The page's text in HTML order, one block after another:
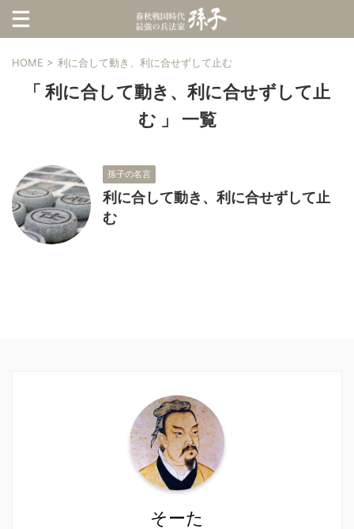
HOME > 利に合して動き、利に合せずして止む
「 利に合して動き、利に合せずして止
む 」 一覧
孫子の名言
利に合して動き、利に合せずして止
む
そーた